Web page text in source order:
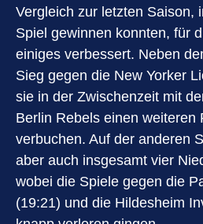
Vergleich zur letzten Saison,
Spiel gewinnen konnten, für
einiges verbessert. Neben
Sieg gegen die New Yorker
sie in der Zwischenzeit mit
Berlin Rebels einen weiteren
verbuchen. Auf der anderen
aber auch insgesamt vier
wobei die Spiele gegen die
(19:21) und die Hildesheim